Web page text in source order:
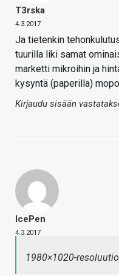
T3rska
4.3.2017
Ja tietenkin
tuurilla liki samat
marketti mikroihin ja
kysyntä (paperilla)
Kirjaudu sisään
IcePen
4.3.2017
1980×1020-